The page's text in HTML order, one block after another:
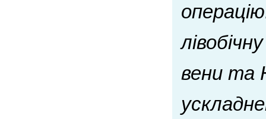
вени та